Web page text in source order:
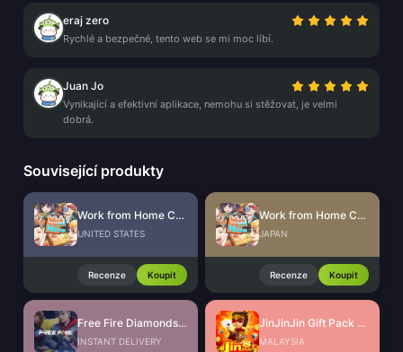
eraj zero
Rychlé a bezpečné, tento web se mi moc líbí.
Juan Jo
Vynikající a efektivní aplikace, nemohu si stěžovat, je velmi
dobrá.
Související produkty
Work from Home CdKey (US)
UNITED STATES
Recenze Koupit
Work from Home CdKey (JP)
JAPAN
Recenze Koupit
Free Fire Diamonds EU + TR
INSTANT DELIVERY
JinJinJin Gift Pack Redeem Code
MALAYSIA